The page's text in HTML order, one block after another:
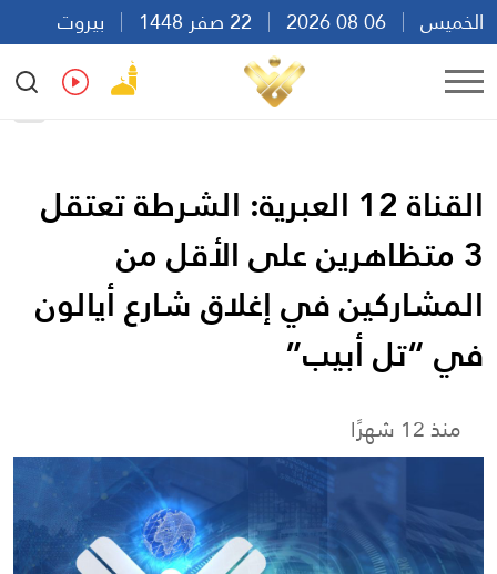
الخميس
بيروت
20:44
Ar
القناة 12 العبرية: الشرطة تعتقل
3 متظاهرين على الأقل من
المشاركين في إغلاق شارع أيالون
في “تل أبيب”
منذ 12 شهرًا